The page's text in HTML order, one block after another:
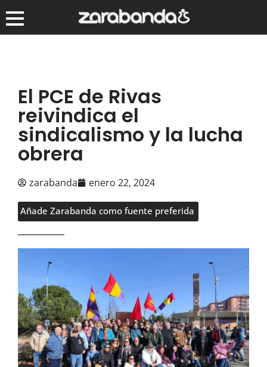
El PCE de Rivas
reivindica el
sindicalismo y la lucha
obrera
zarabanda enero 22, 2024
Añade Zarabanda como fuente preferida